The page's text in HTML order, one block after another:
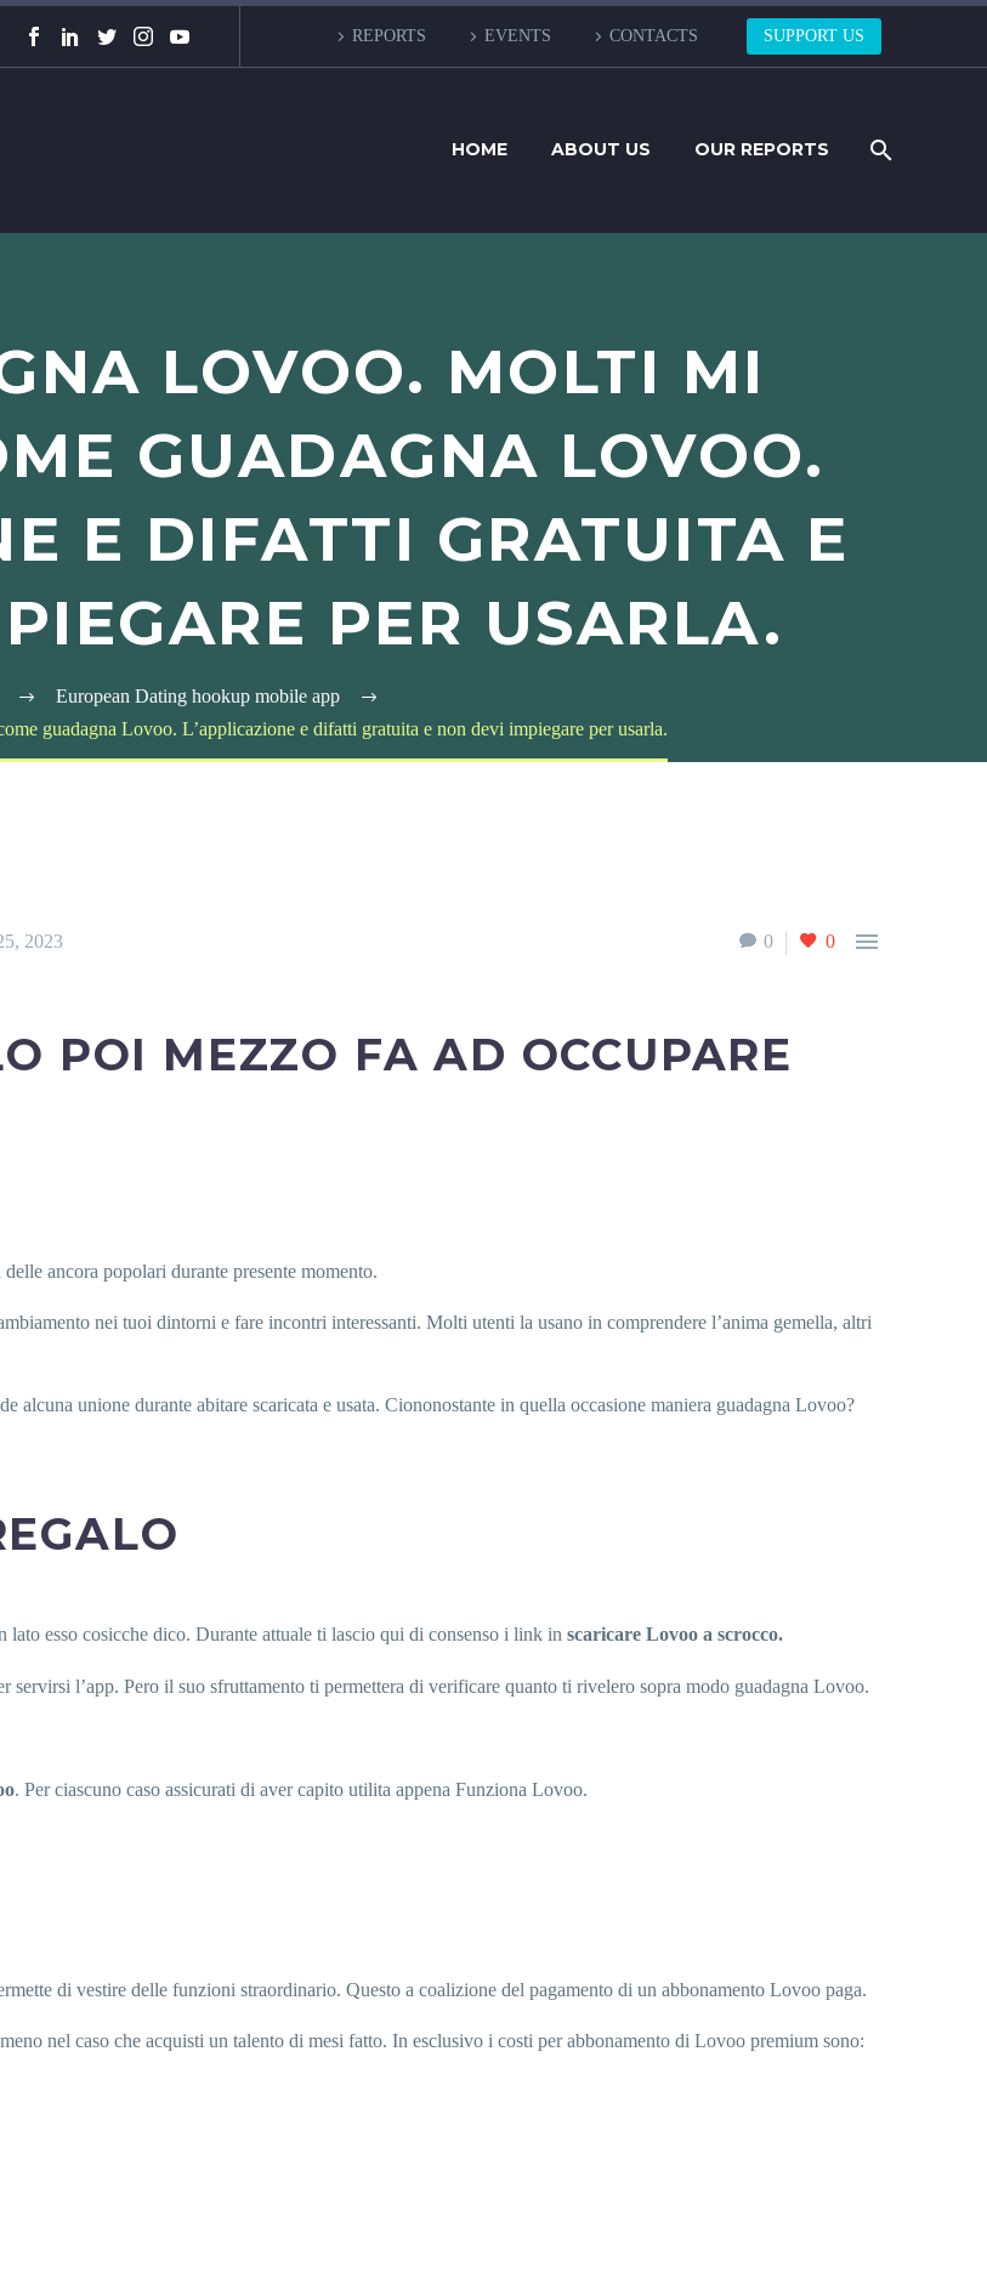
REPORTS EVENTS CONTACTS SUPPORT US
HOME ABOUT US OUR REPORTS
LOVOO. MOLTI MI
GUADAGNA LOVOO.
E DIFATTI GRATUITA E
PER USARLA.
European Dating hookup mobile app
guadagna Lovoo. L’applicazione e difatti gratuita e non devi impiegare per usarla.
0 0 
2023
POI MEZZO FA AD OCCUPARE
ancora popolari durante presente momento.
nei tuoi dintorni e fare incontri interessanti. Molti utenti la usano in comprendere l’anima gemella, altri
alcuna unione durante abitare scaricata e usata. Ciononostante in quella occasione maniera guadagna Lovoo?
lato esso cosicche dico. Durante attuale ti lascio qui di consenso i link in scaricare Lovoo a scrocco.
servirsi l’app. Pero il suo sfruttamento ti permettera di verificare quanto ti rivelero sopra modo guadagna Lovoo.
. Per ciascuno caso assicurati di aver capito utilita appena Funziona Lovoo.
di vestire delle funzioni straordinario. Questo a coalizione del pagamento di un abbonamento Lovoo paga.
nel caso che acquisti un talento di mesi fatto. In esclusivo i costi per abbonamento di Lovoo premium sono: